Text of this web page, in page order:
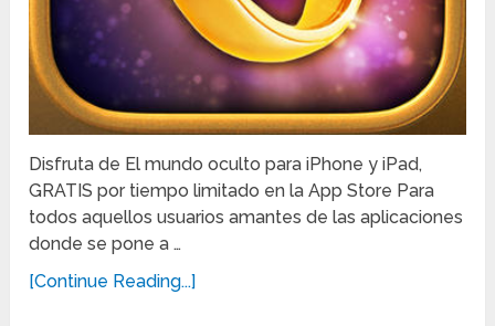
Disfruta de El mundo oculto para iPhone y iPad,
GRATIS por tiempo limitado en la App Store Para
todos aquellos usuarios amantes de las aplicaciones
donde se pone a …
[Continue Reading...]